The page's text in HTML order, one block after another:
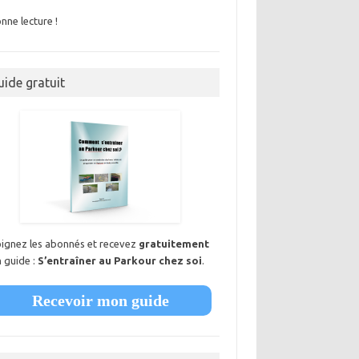
lecture !
gratuit
les abonnés et recevez gratuitement
guide : S’entraîner au Parkour chez soi
Recevoir mon guide